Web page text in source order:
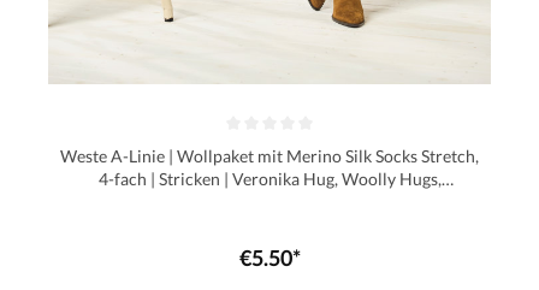
Weste A-Linie | Wollpaket mit Merino Silk Socks Stretch,
4-fach | Stricken | Veronika Hug, Woolly Hugs,
€5.50*